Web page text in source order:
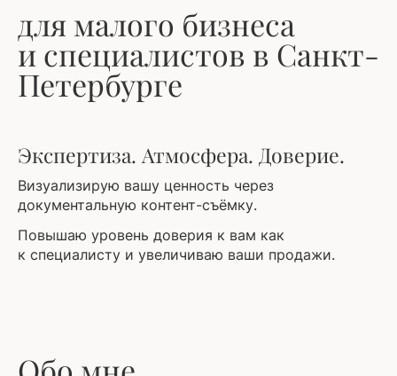
для малого бизнеса
и специалистов в Санкт-
Петербурге
Экспертиза. Атмосфера. Доверие.
Визуализирую вашу ценность через
документальную контент-съёмку.
Повышаю уровень доверия к вам как
к специалисту и увеличиваю ваши продажи.